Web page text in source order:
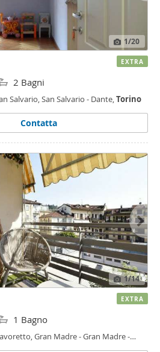
1/20
2 Bagni
Salvario, San Salvario - Dante,Torino
Contatta
EXTRA
1/14
1 Bagno
Gran Madre - Gran Madre -
EXTRA